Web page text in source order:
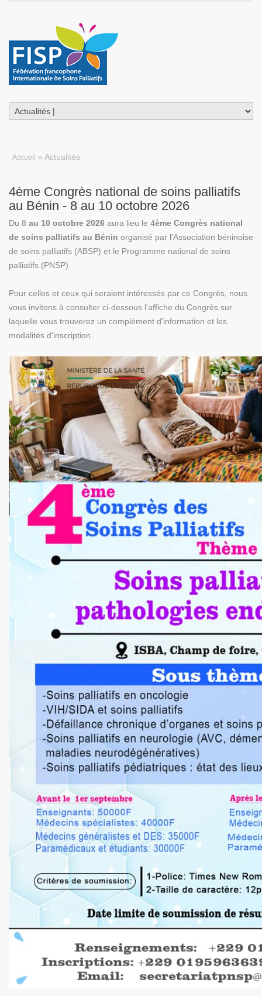
Accueil » Actualités
4ème Congrès national de soins palliatifs
au Bénin - 8 au 10 octobre 2026
Du 8 au 10 octobre 2026 aura lieu le 4ème Congrès national
de soins palliatifs au Bénin organisé par l'Association béninoise
de soins palliatifs (ABSP) et le Programme national de soins
palliatifs (PNSP).
Pour celles et ceux qui seraient intéressés par ce Congrès, nous
vous invitons à consulter ci-dessous l'affiche du Congrès sur
laquelle vous trouverez un complément d'information et les
modalités d'inscription.